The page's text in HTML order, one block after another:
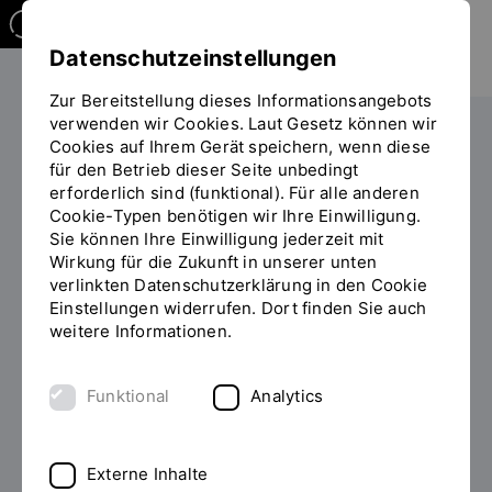
Sie
befinden
sich
auf
der
Seite
"Demokratie"
Die OTH
Einrichtungen
Gleichstellung und Vielfalt
Demokratie
Veranstaltungsreihe:
Gesellschaftliche
Verantwortung
Demokratie als Privileg und
Datenschutzeinstellungen
Zur Bereitstellung dieses Informationsangebots
verwenden wir Cookies. Laut Gesetz können wir
Cookies auf Ihrem Gerät speichern, wenn diese
für den Betrieb dieser Seite unbedingt
erforderlich sind (funktional). Für alle anderen
Cookie-Typen benötigen wir Ihre Einwilligung.
Sie können Ihre Einwilligung jederzeit mit
Wirkung für die Zukunft in unserer unten
verlinkten Datenschutzerklärung in den Cookie
Einstellungen widerrufen. Dort finden Sie auch
weitere Informationen.
Funktional Analytics
Externe Inhalte